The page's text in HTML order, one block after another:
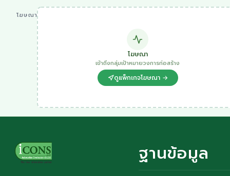
โฆษณา
โฆษณา
เข้าถึงกลุ่มเป้าหมายวงการก่อสร้าง
ดูแพ็กเกจโฆษณา →
ฐานข้อมูล